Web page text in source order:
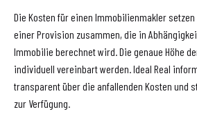
Die Kosten für einen Immobilienmakler
einer Provision zusammen, die in
Immobilie berechnet wird. Die genaue Höhe
individuell vereinbart werden. Ideal Real
transparent über die anfallenden Kosten und
zur Verfügung.